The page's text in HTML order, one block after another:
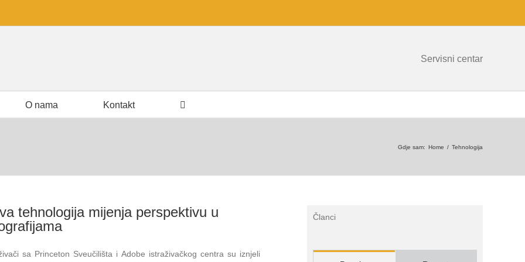
Servisni centar
O nama Kontakt
Gdje sam: Home / Tehnologija
tehnologija mijenja perspektivu u
sa Princeton Sveučilišta i Adobe istraživačkog centra su iznjeli
Članci